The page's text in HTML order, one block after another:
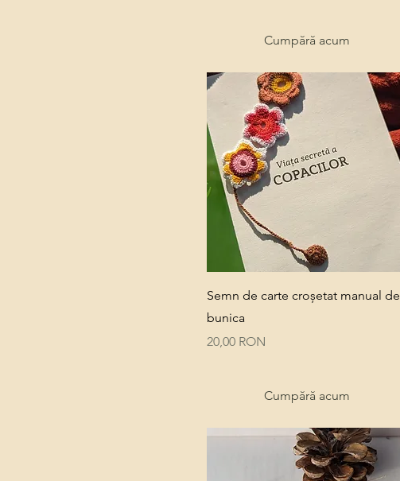
Cumpără acum
Quick View
Semn de carte croșetat manual de
bunica
Price
20,00 RON
Cumpără acum